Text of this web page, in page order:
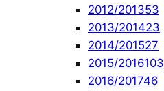
2012/201353
2013/201423
2014/201527
2015/2016103
2016/201746